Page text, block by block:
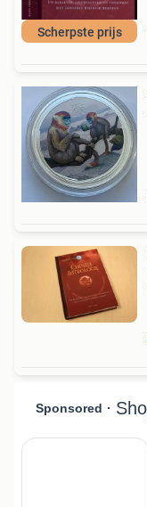
Scherpste prijs